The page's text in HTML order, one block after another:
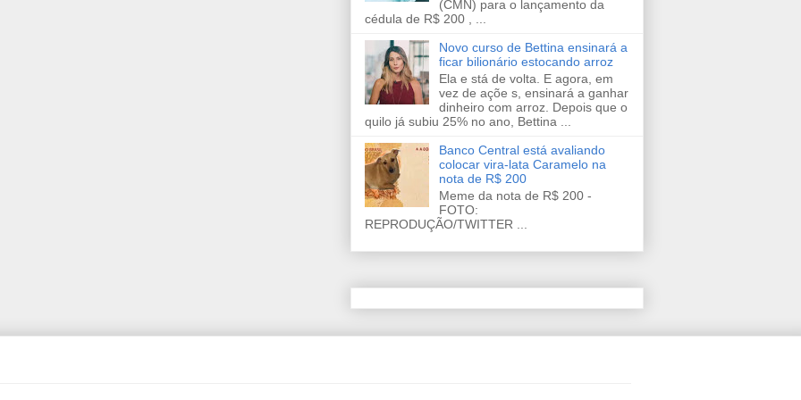
(CMN) para o lançamento da
cédula de R$ 200 , ...
Novo curso de Bettina ensinará a
ficar bilionário estocando arroz
Ela e stá de volta. E agora, em
vez de açõe s, ensinará a ganhar
dinheiro com arroz. Depois que o
quilo já subiu 25% no ano, Bettina ...
Banco Central está avaliando
colocar vira-lata Caramelo na
nota de R$ 200
Meme da nota de R$ 200 -
FOTO:
REPRODUÇÃO/TWITTER ...